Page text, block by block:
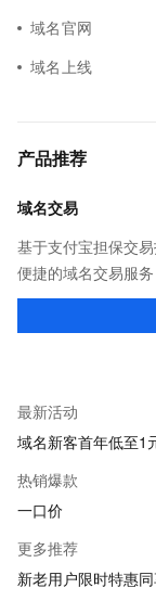
域名官网
域名上线
产品推荐
域名交易
基于支付宝担保交
便捷的域名交易服
名抢注、域名回购
最新活动
域名新客首年低至1
热销爆款
一口价
更多推荐
新老用户限时特惠